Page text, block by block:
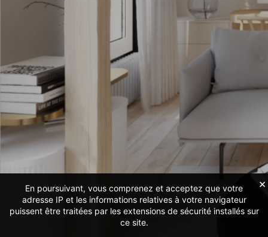
En poursuivant, vous comprenez et acceptez que votre
adresse IP et les informations relatives à votre navigateur
puissent être traitées par les extensions de sécurité installés sur
ce site.
×